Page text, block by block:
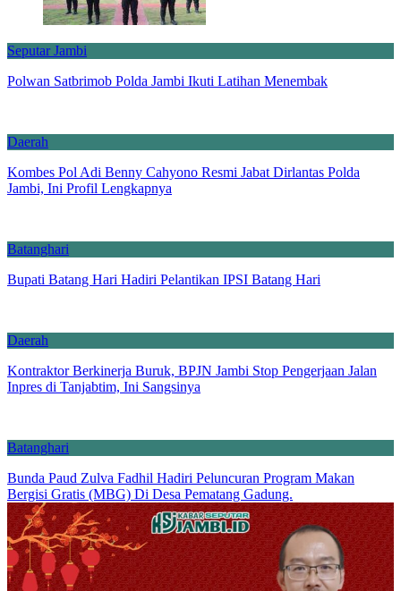
Seputar Jambi
Polwan Satbrimob Polda Jambi Ikuti Latihan Menembak
Daerah
Kombes Pol Adi Benny Cahyono Resmi Jabat Dirlantas Polda
Jambi, Ini Profil Lengkapnya
Batanghari
Bupati Batang Hari Hadiri Pelantikan IPSI Batang Hari
Daerah
Kontraktor Berkinerja Buruk, BPJN Jambi Stop Pengerjaan Jalan
Inpres di Tanjabtim, Ini Sangsinya
Batanghari
Bunda Paud Zulva Fadhil Hadiri Peluncuran Program Makan
Bergisi Gratis (MBG) Di Desa Pematang Gadung.